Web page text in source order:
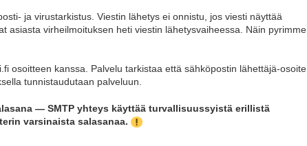
ja virustarkistus. Viestin lähetys ei onnistu, jos viesti näyttää
asiasta virheilmoituksen heti viestin lähetysvaiheessa. Näin pyrimme
osoitteen kanssa. Palvelu tarkistaa että sähköpostin lähettäjä-osoite
tunnistaudutaan palveluun.
— SMTP yhteys käyttää turvallisuussyistä erillistä
varsinaista salasanaa.